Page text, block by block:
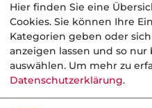
Kategorie:
Hier finden Sie eine
Cookies. Sie können Ihre
Kategorien geben oder
anzeigen lassen und so
auswählen. Um mehr zu
Datenschutzerklärung.